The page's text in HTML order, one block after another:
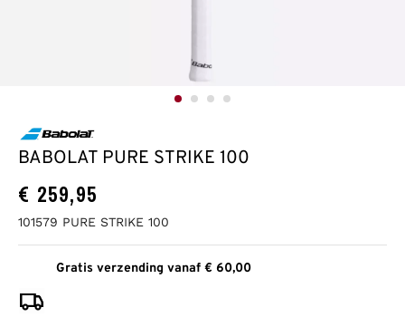
BABOLAT PURE STRIKE 100
€ 259,95
101579 PURE STRIKE 100
Gratis verzending vanaf € 60,00